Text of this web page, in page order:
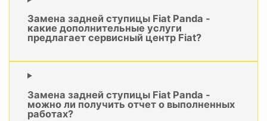
Замена задней ступицы Fiat Panda -
какие дополнительные услуги
предлагает сервисный центр Fiat?
Замена задней ступицы Fiat Panda -
можно ли получить отчет о выполненных
работах?